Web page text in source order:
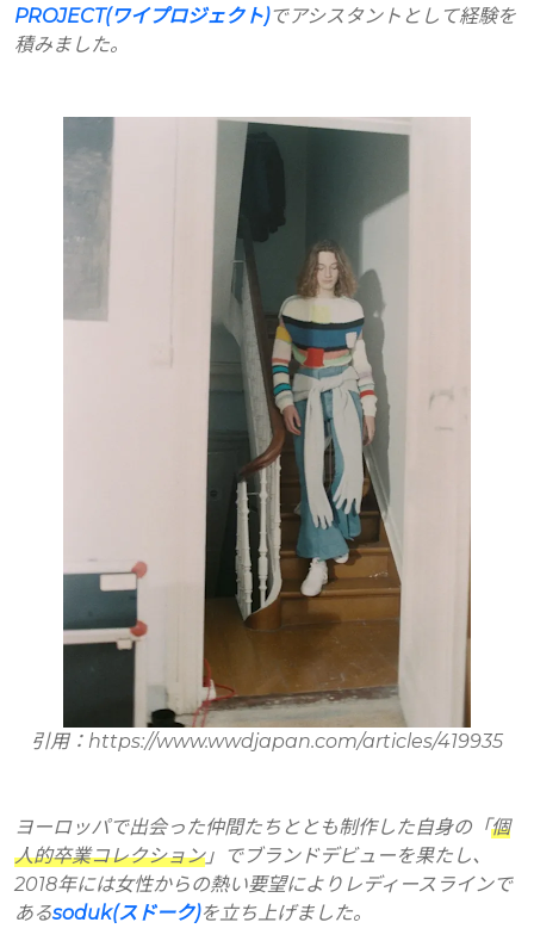
PROJECT(ワイプロジェクト)でアシスタントとして経験を
積みました。
引用：https://www.wwdjapan.com/articles/419935
ヨーロッパで出会った仲間たちととも制作した自身の「個
人的卒業コレクション」でブランドデビューを果たし、
2018年には女性からの熱い要望によりレディースラインで
あるsoduk(スドーク)を立ち上げました。